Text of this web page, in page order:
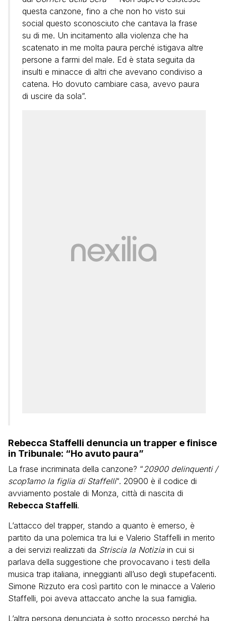
questa canzone, fino a che non ho visto sui
social questo sconosciuto che cantava la frase
su di me. Un incitamento alla violenza che ha
scatenato in me molta paura perché istigava altre
persone a farmi del male. Ed è stata seguita da
insulti e minacce di altri che avevano condiviso a
catena. Ho dovuto cambiare casa, avevo paura
di uscire da sola”.
Rebecca Staffelli denuncia un trapper e finisce
in Tribunale: “Ho avuto paura”
La frase incriminata della canzone? “20900 delinquenti /
scop1amo la figlia di Staffelli“. 20900 è il codice di
avviamento postale di Monza, città di nascita di
Rebecca Staffelli.
L’attacco del trapper, stando a quanto è emerso, è
partito da una polemica tra lui e Valerio Staffelli in merito
a dei servizi realizzati da Striscia la Notizia in cui si
parlava della suggestione che provocavano i testi della
musica trap italiana, inneggianti all’uso degli stupefacenti.
Simone Rizzuto era così partito con le minacce a Valerio
Staffelli, poi aveva attaccato anche la sua famiglia.
L’altra persona denunciata è sotto processo perché ha